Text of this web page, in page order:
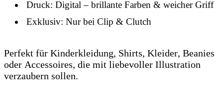
Druck: Digital – brillante Farben & weicher Griff
Exklusiv: Nur bei Clip & Clutch
Perfekt für Kinderkleidung, Shirts, Kleider, Beanies
oder Accessoires, die mit liebevoller Illustration
verzaubern sollen.